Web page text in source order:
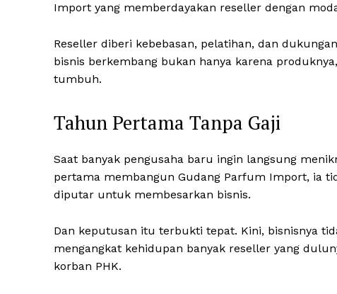
Import yang memberdayakan reseller dengan
Reseller diberi kebebasan, pelatihan, dan
bisnis berkembang bukan hanya karena
tumbuh.
Tahun Pertama Tanpa Gaji
Saat banyak pengusaha baru ingin langsung
pertama membangun Gudang Parfum Import, ia
diputar untuk membesarkan bisnis.
Dan keputusan itu terbukti tepat. Kini, bisnisnya
mengangkat kehidupan banyak reseller yang
korban PHK.